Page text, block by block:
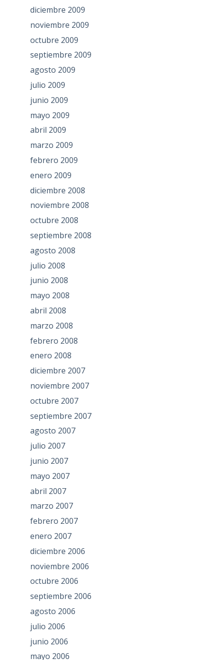
diciembre 2009
noviembre 2009
octubre 2009
septiembre 2009
agosto 2009
julio 2009
junio 2009
mayo 2009
abril 2009
marzo 2009
febrero 2009
enero 2009
diciembre 2008
noviembre 2008
octubre 2008
septiembre 2008
agosto 2008
julio 2008
junio 2008
mayo 2008
abril 2008
marzo 2008
febrero 2008
enero 2008
diciembre 2007
noviembre 2007
octubre 2007
septiembre 2007
agosto 2007
julio 2007
junio 2007
mayo 2007
abril 2007
marzo 2007
febrero 2007
enero 2007
diciembre 2006
noviembre 2006
octubre 2006
septiembre 2006
agosto 2006
julio 2006
junio 2006
mayo 2006